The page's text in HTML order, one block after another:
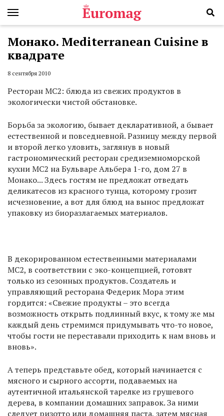
Монако. Mediterranean Cuisine в
квадрате
8 сентября 2010
Ресторан MC2: блюда из свежих продуктов в
экологически чистой обстановке.
Борьба за экологию, бывает декларативной, а бывает
естественной и повседневной. Разницу между первой
и второй легко уловить, заглянув в новый
гастрономический ресторан средиземноморской
кухни MC2 на Бульваре Альбера 1-го, дом 27 в
Монако... Здесь гостям не предложат отведать
деликатесов из красного тунца, которому грозит
исчезновение, а вот для блюд на вынос предложат
упаковку из биоразлагаемых материалов.
В декорированном естественными материалами
MC2, в соответствии с эко-концепцией, готовят
только из сезонных продуктов. Создатель и
управляющий ресторана Федерик Мора этим
гордится: «Свежие продукты – это всегда
возможность открыть подлинный вкус, к тому же мы
каждый день стремимся придумывать что-то новое,
чтобы гости не переставали приходить к нам вновь и
вновь».
А теперь представьте обед, который начинается с
мясного и сырного ассорти, подаваемых на
аутентичной итальянской тарелке из грушевого
дерева, в компании домашних заправок. За ними
следует ризотто или домашняя паста, затем мясная